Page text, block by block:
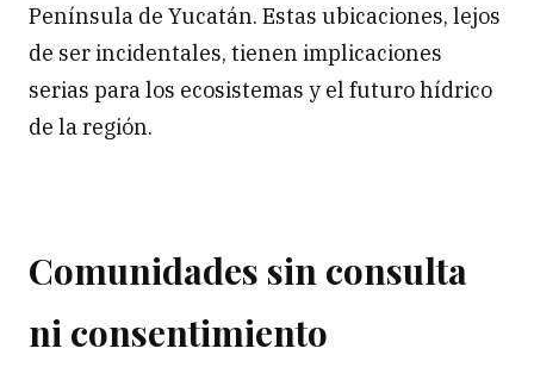
Península de Yucatán. Estas ubicaciones, lejos
de ser incidentales, tienen implicaciones
serias para los ecosistemas y el futuro hídrico
de la región.
Comunidades sin consulta
ni consentimiento